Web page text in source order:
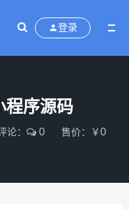
登录
程序源码
论： 0 售价：￥0